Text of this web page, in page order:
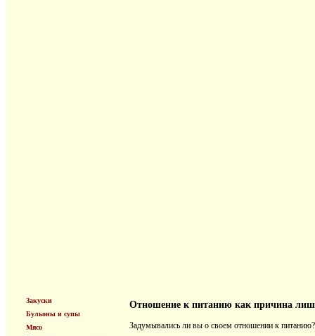
Закуски
Бульоны и супы
Мясо
Отношение к питанию как причина
Задумывались ли вы о своем отношении к